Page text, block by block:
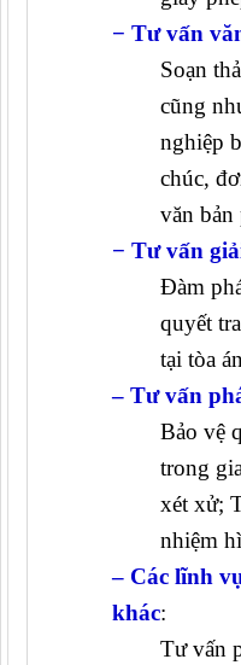
− Tư vấn
Soạn
cũng
nghiệp
chúc,
văn bản
− Tư vấn
Đàm
quyết
tại tòa
– Tư vấn
Bảo vệ
trong
xét xử;
nhiệm
– Các lĩnh
khác:
Tư vấn